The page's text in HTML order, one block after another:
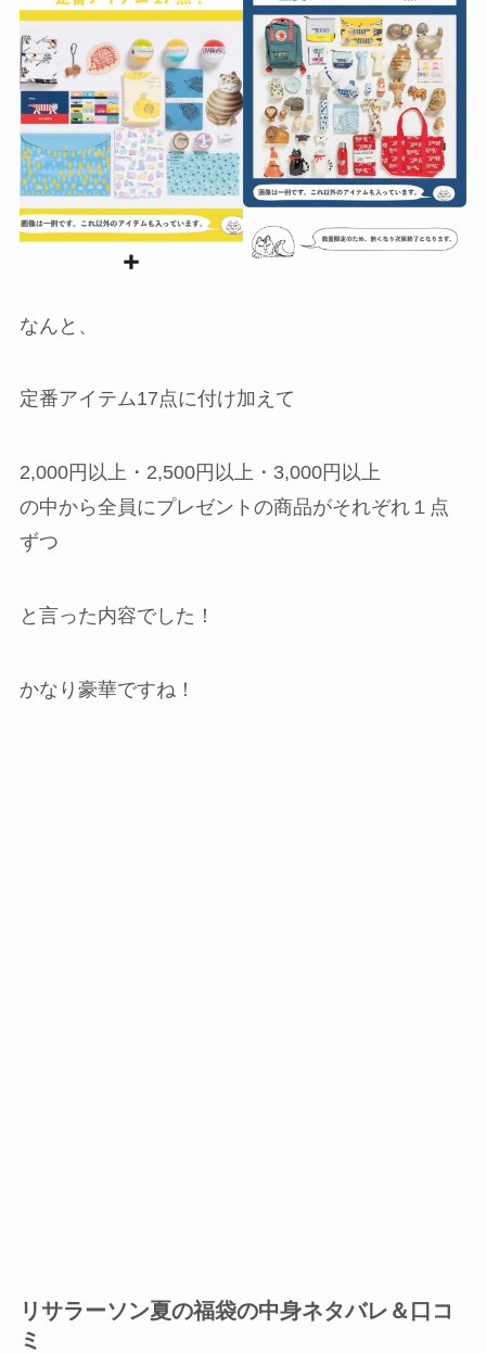
なんと、
定番アイテム17点に付け加えて
2,000円以上・2,500円以上・3,000円以上
の中から全員にプレゼントの商品がそれぞれ１点
ずつ
と言った内容でした！
かなり豪華ですね！
リサラーソン夏の福袋の中身ネタバレ＆口コ
ミ